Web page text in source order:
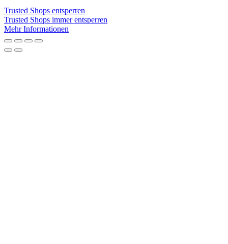
Trusted Shops entsperren
Trusted Shops immer entsperren
Mehr Informationen